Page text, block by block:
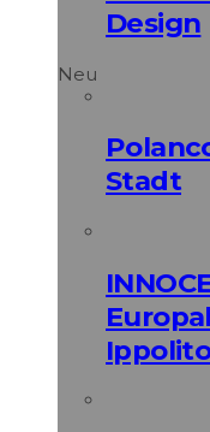
Design
Neu
Stadt